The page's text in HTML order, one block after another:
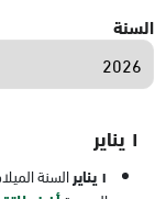
السنة
١ يناير
١ يناير
السنة